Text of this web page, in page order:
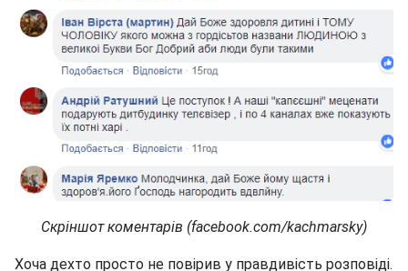
Скріншот коментарів (facebook.com/kachmarsky)
Хоча дехто просто не повірив у правдивість розповіді.